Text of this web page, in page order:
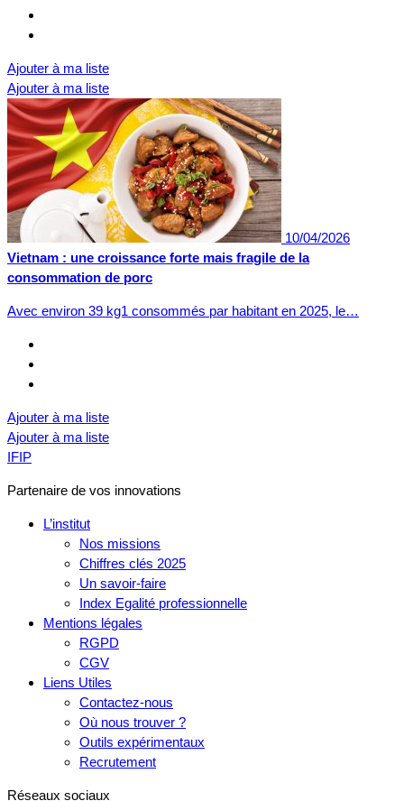
Ajouter à ma liste
Ajouter à ma liste
10/04/2026
Vietnam : une croissance forte mais fragile de la
consommation de porc
Avec environ 39 kg1 consommés par habitant en 2025, le…
Ajouter à ma liste
Ajouter à ma liste
IFIP
Partenaire de vos innovations
L’institut
Nos missions
Chiffres clés 2025
Un savoir-faire
Index Egalité professionnelle
Mentions légales
RGPD
CGV
Liens Utiles
Contactez-nous
Où nous trouver ?
Outils expérimentaux
Recrutement
Réseaux sociaux